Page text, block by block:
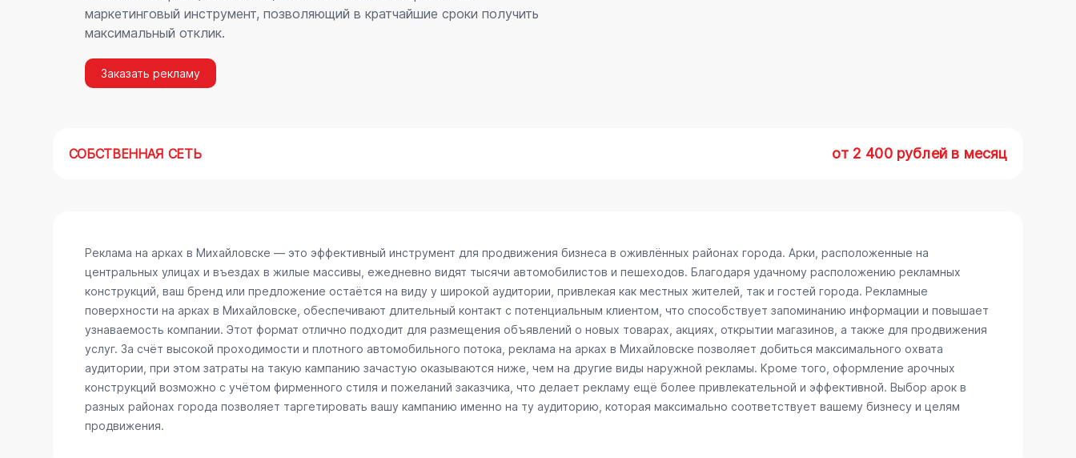
маркетинговый инструмент, позволяющий в кратчайшие сроки получить
максимальный отклик.
Заказать рекламу
СОБСТВЕННАЯ СЕТЬ от 2 400 рублей в месяц
Реклама на арках в Михайловске — это эффективный инструмент для продвижения бизнеса в оживлённых районах города. Арки, расположенные на
центральных улицах и въездах в жилые массивы, ежедневно видят тысячи автомобилистов и пешеходов. Благодаря удачному расположению рекламных
конструкций, ваш бренд или предложение остаётся на виду у широкой аудитории, привлекая как местных жителей, так и гостей города. Рекламные
поверхности на арках в Михайловске, обеспечивают длительный контакт с потенциальным клиентом, что способствует запоминанию информации и повышает
узнаваемость компании. Этот формат отлично подходит для размещения объявлений о новых товарах, акциях, открытии магазинов, а также для продвижения
услуг. За счёт высокой проходимости и плотного автомобильного потока, реклама на арках в Михайловске позволяет добиться максимального охвата
аудитории, при этом затраты на такую кампанию зачастую оказываются ниже, чем на другие виды наружной рекламы. Кроме того, оформление арочных
конструкций возможно с учётом фирменного стиля и пожеланий заказчика, что делает рекламу ещё более привлекательной и эффективной. Выбор арок в
разных районах города позволяет таргетировать вашу кампанию именно на ту аудиторию, которая максимально соответствует вашему бизнесу и целям
продвижения.